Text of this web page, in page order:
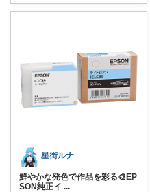
星街ルナ
鮮やかな発色で作品を彩る🎨EP
SON純正イ ...